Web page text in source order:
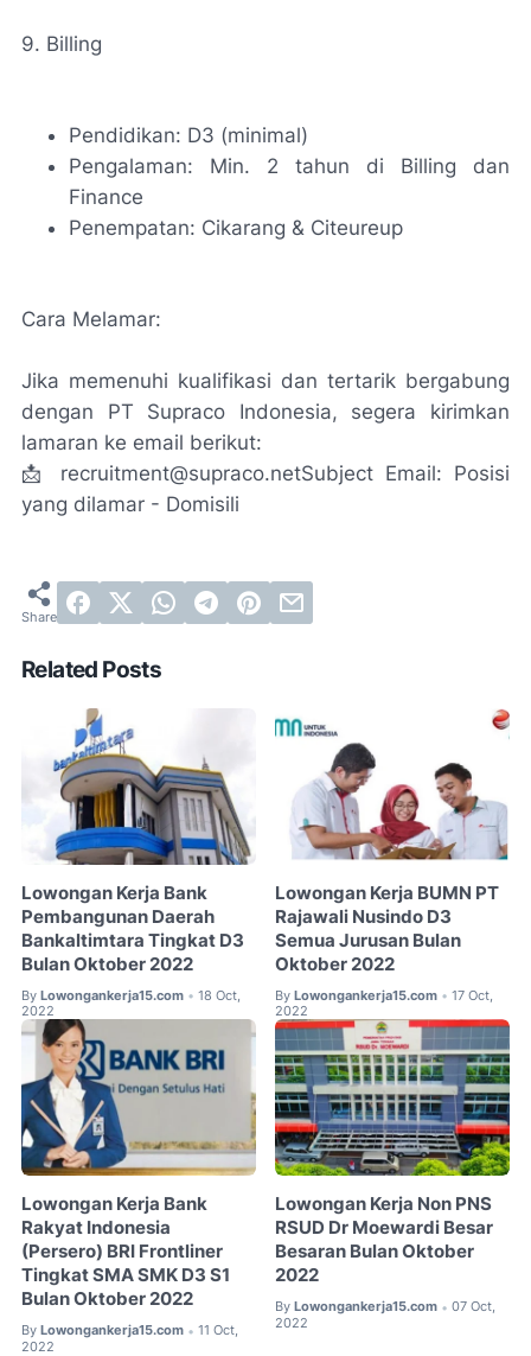
9. Billing
Pendidikan: D3 (minimal)
Pengalaman: Min. 2 tahun di Billing dan
Finance
Penempatan: Cikarang & Citeureup
Cara Melamar:
Jika memenuhi kualifikasi dan tertarik bergabung
dengan PT Supraco Indonesia, segera kirimkan
lamaran ke email berikut:
📩 recruitment@supraco.netSubject Email: Posisi
yang dilamar - Domisili
Related Posts
Lowongan Kerja Bank
Pembangunan Daerah
Bankaltimtara Tingkat D3
Bulan Oktober 2022
By Lowongankerja15.com • 18 Oct,
2022
Lowongan Kerja BUMN PT
Rajawali Nusindo D3
Semua Jurusan Bulan
Oktober 2022
By Lowongankerja15.com • 17 Oct,
2022
Lowongan Kerja Bank
Rakyat Indonesia
(Persero) BRI Frontliner
Tingkat SMA SMK D3 S1
Bulan Oktober 2022
By Lowongankerja15.com • 11 Oct,
2022
Lowongan Kerja Non PNS
RSUD Dr Moewardi Besar
Besaran Bulan Oktober
2022
By Lowongankerja15.com • 07 Oct,
2022